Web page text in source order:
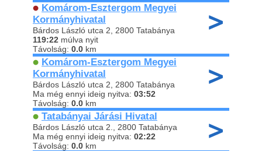
Komárom-Esztergom Megyei
Kormányhivatal
Bárdos László utca 2, 2800 Tatabánya
119:22 múlva nyit
Távolság: 0.0 km
Komárom-Esztergom Megyei
Kormányhivatal
Bárdos László utca 2, 2800 Tatabánya
Ma még ennyi ideig nyitva: 03:52
Távolság: 0.0 km
Tatabányai Járási Hivatal
Bárdos László utca 2., 2800 Tatabánya
Ma még ennyi ideig nyitva: 02:22
Távolság: 0.0 km